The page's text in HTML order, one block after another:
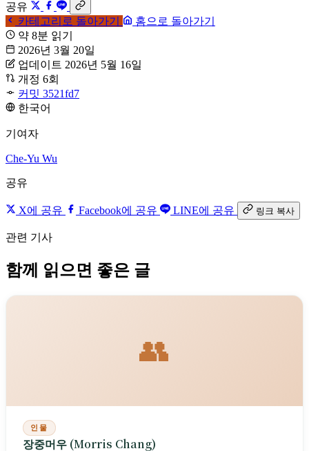
공유
카테고리로 돌아가기
홈으로 돌아가기
약 8분 읽기
2026년 3월 20일
업데이트 2026년 5월 16일
개정 6회
커밋 3521fd7
한국어
기여자
Che-Yu Wu
공유
X에 공유 Facebook에 공유 LINE에 공유 링크 복사
관련 기사
함께 읽으면 좋은 글
👥
인물
장중머우 (Morris Chang)